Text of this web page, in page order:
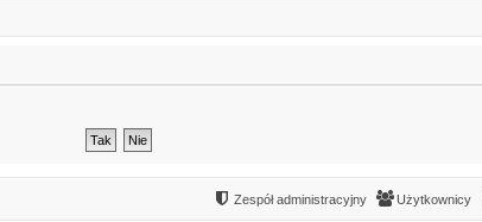
Użytkownicy
Zespół administracyjny